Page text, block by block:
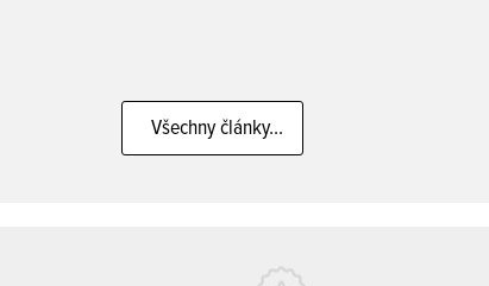
Všechny články...